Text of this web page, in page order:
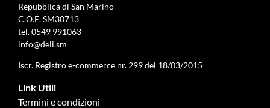
Repubblica di San Marino
C.O.E. SM30713
tel.0549 991063
info@deli.sm
Iscr. Registro e-commerce nr. 299 del 18/03/2015
Link Utili
Termini e condizioni